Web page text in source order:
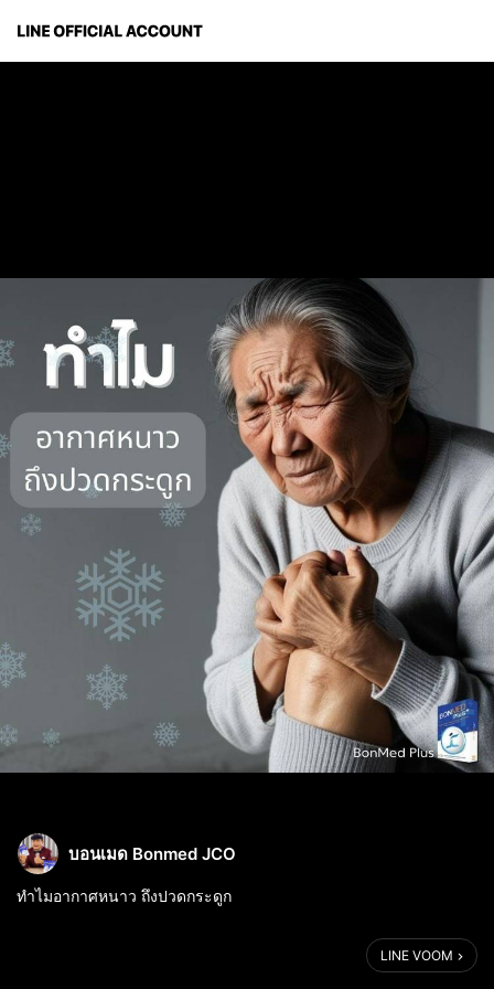
บอนเมด Bonmed JCO
ทำไมอากาศหนาว ถึงปวดกระดูก
ในฤดูหนาว คนบางคนอาจมีอาการปวดกระดูก ปวดเข่า หรือเจ็บ
บริเวณข้อเนื่องจากอุณหภูมิที่ลดลง ซึ่งส่งผลต่อร่างกายโดยเฉพาะคนที่
LINE VOOM